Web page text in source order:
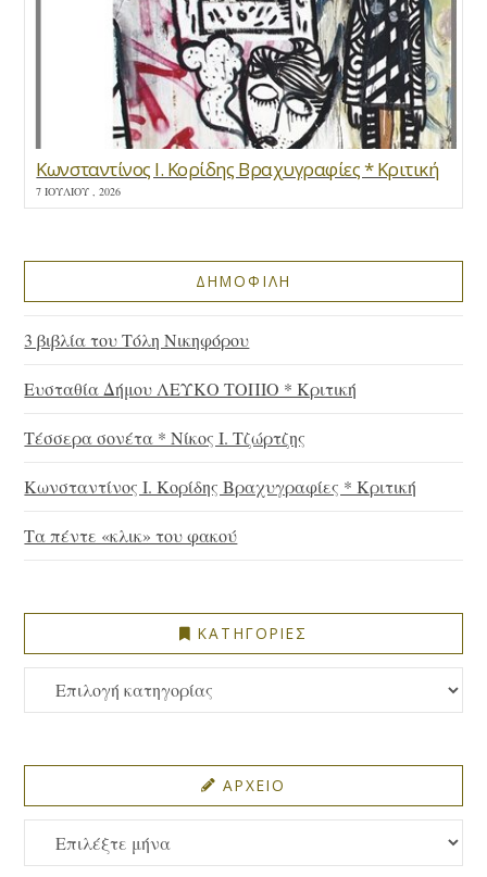
Κωνσταντίνος Ι. Κορίδης Βραχυγραφίες * Κριτική
7 ΙΟΥΛΊΟΥ , 2026
ΔΗΜΟΦΙΛΗ
3 βιβλία του Τόλη Νικηφόρου
Ευσταθία Δήμου ΛΕΥΚΟ ΤΟΠΙΟ * Κριτική
Τέσσερα σονέτα * Νίκος Ι. Τζώρτζης
Κωνσταντίνος Ι. Κορίδης Βραχυγραφίες * Κριτική
Τα πέντε «κλικ» του φακού
ΚΑΤΗΓΟΡΙΕΣ
ΚΑΤΗΓΟΡΙΕΣ
ΑΡΧΕΙΟ
ΑΡΧΕΙΟ